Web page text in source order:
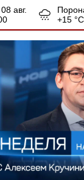
08 авг.
+15 °С,